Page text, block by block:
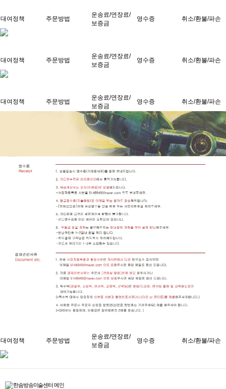
대여정책 주문방법
운송료/연장료/
보증금
영수증 취소/환불/파손
대여정책 주문방법
운송료/연장료/
보증금
영수증 취소/환불/파손
대여정책 주문방법
운송료/연장료/
보증금
영수증 취소/환불/파손
대여정책 주문방법
운송료/연장료/
보증금
영수증 취소/환불/파손